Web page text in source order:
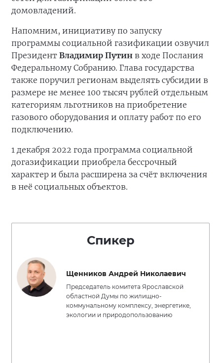
домовладений.
Напомним, инициативу по запуску
программы социальной газификации озвучил
Президент Владимир Путин в ходе Послания
Федеральному Собранию. Глава государства
также поручил регионам выделять субсидии в
размере не менее 100 тысяч рублей отдельным
категориям льготников на приобретение
газового оборудования и оплату работ по его
подключению.
1 декабря 2022 года программа социальной
догазификации приобрела бессрочный
характер и была расширена за счёт включения
в неё социальных объектов.
Спикер
Щенников Андрей Николаевич
Председатель комитета Ярославской
областной Думы по жилищно-
коммунальному комплексу, энергетике,
экологии и природопользованию